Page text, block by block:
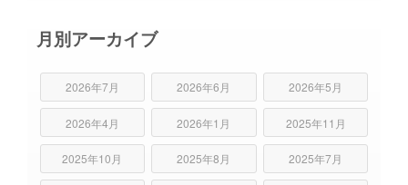
月別アーカイブ
2026年7月 2026年6月 2026年5月
2026年4月 2026年1月 2025年11月
2025年10月 2025年8月 2025年7月